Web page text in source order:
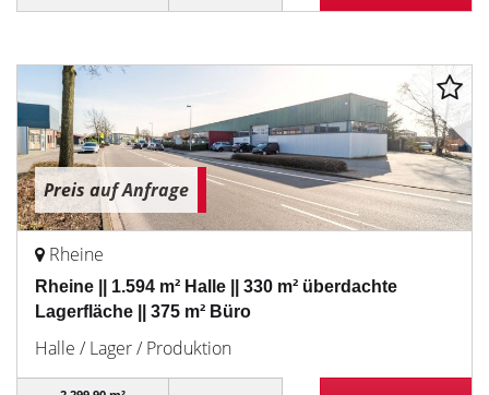
Preis auf Anfrage
Rheine
Rheine || 1.594 m² Halle || 330 m² überdachte
Lagerfläche || 375 m² Büro
Halle / Lager / Produktion